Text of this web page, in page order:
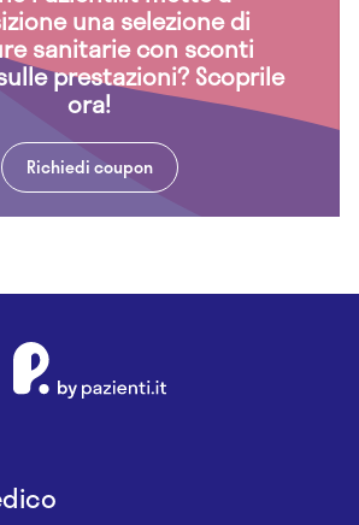
una selezione di
sanitarie con sconti
prestazioni? Scoprile
ora!
Richiedi coupon